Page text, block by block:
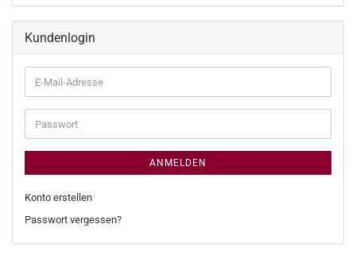
Kundenlogin
E-
Mail-
Adresse
Passwort
ANMELDEN
Konto erstellen
Passwort vergessen?